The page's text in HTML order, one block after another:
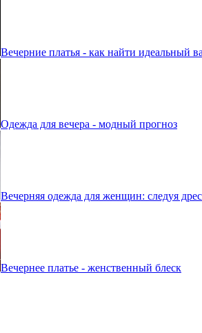
Вечерние платья - как найти идеальный
Одежда для вечера - модный прогноз
Вечерняя одежда для женщин: следуя
Вечернее платье - женственный блеск